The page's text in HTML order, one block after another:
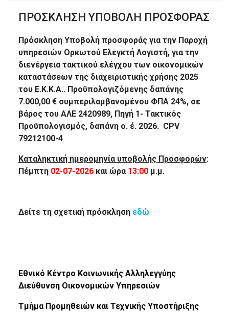
ΠΡΟΣΚΛΗΣΗ ΥΠΟΒΟΛΗ ΠΡΟΣΦΟΡΑΣ
Πρόσκληση Υποβολή προσφοράς για την Παροχή
υπηρεσιών Ορκωτού Ελεγκτή Λογιστή, για την
διενέργεια τακτικού ελέγχου των οικονομικών
καταστάσεων της διαχειριστικής χρήσης 2025
του Ε.Κ.Κ.Α.. Προϋπολογιζόμενης δαπάνης
7.000,00 € συμπεριλαμβανομένου ΦΠΑ 24%, σε
βάρος του ΑΛΕ 2420989, Πηγή 1- Τακτικός
Προϋπολογισμός, δαπάνη ο. έ. 2026. CPV
79212100-4
Καταληκτική ημερομηνία υποβολής Προσφορών:
Πέμπτη 02-07-2026 και ώρα 13:00 μ.μ.
Δείτε τη σχετική πρόσκληση εδώ
Εθνικό Κέντρο Κοινωνικής Αλληλεγγύης
Διεύθυνση Οικονομικών Υπηρεσιών
Τμήμα Προμηθειών και Τεχνικής Υποστήριξης